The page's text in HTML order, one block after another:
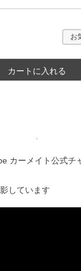
お
カートに入れる
カーメイト公式チ
しています